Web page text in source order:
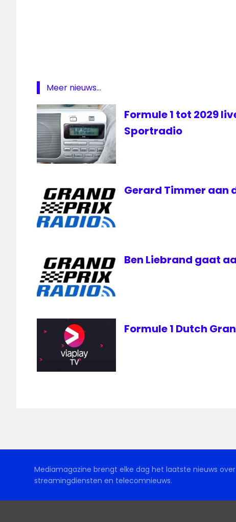
Jack
Olav
Mol
Meer nieuws...
Formule 1 tot 2029
Sportradio
Gerard Timmer aan
Ben Liebrand gaat
Formule 1 Dutch
Mediamagazine brengt elke dag het laatste nieuws
streamingdiensten en telecomnieuws.